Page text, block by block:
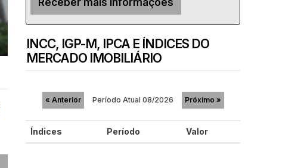
INCC, IGP-M, IPCA E ÍNDICES DO
MERCADO IMOBILIÁRIO
« Anterior Período Atual 08/2026 Próximo »
Índices Período Valor